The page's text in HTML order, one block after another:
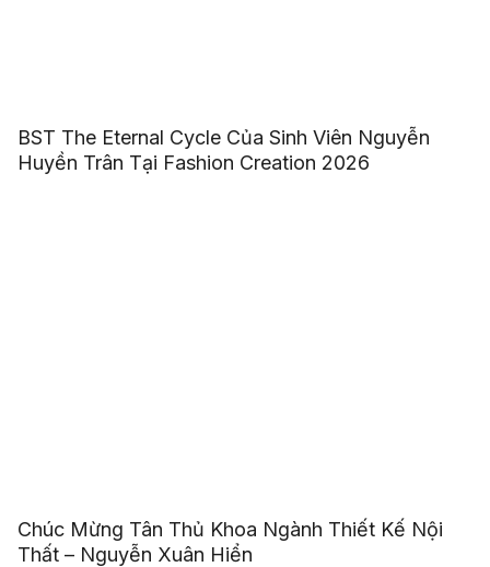
BST The Eternal Cycle Của Sinh Viên Nguyễn
Huyền Trân Tại Fashion Creation 2026
Chúc Mừng Tân Thủ Khoa Ngành Thiết Kế Nội
Thất – Nguyễn Xuân Hiển